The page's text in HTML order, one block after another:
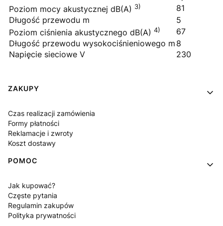
Poziom mocy akustycznej dB(A) 3)
81
Długość przewodu m
5
Poziom ciśnienia akustycznego dB(A) 4)
67
Długość przewodu wysokociśnieniowego m 8
Napięcie sieciowe V
230
Linki w stopce
ZAKUPY
Czas realizacji zamówienia
Formy płatności
Reklamacje i zwroty
Koszt dostawy
POMOC
Jak kupować?
Częste pytania
Regulamin zakupów
Polityka prywatności